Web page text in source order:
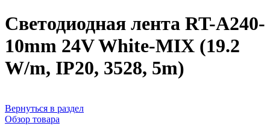
Светодиодная лента RT-A240-
10mm 24V White-MIX (19.2
W/m, IP20, 3528, 5m)
Вернуться в раздел
Обзор товара